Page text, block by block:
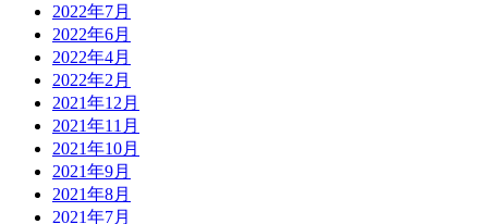
2022年7月
2022年6月
2022年4月
2022年2月
2021年12月
2021年11月
2021年10月
2021年9月
2021年8月
2021年7月